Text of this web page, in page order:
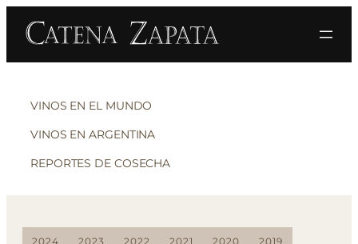
VINOS EN EL MUNDO
VINOS EN ARGENTINA
REPORTES DE COSECHA
2024 2023 2022 2021 2020 2019